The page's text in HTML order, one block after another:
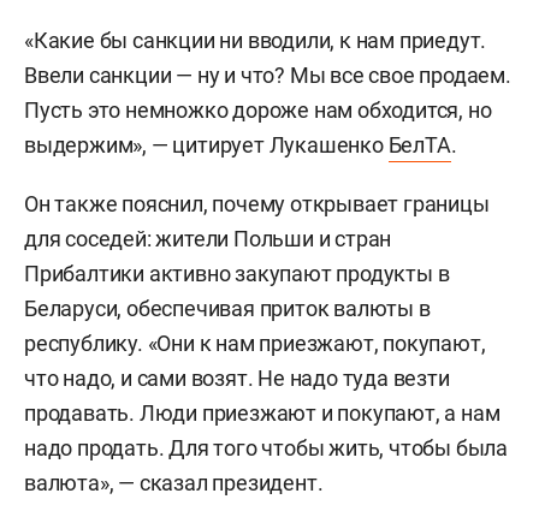
«Какие бы санкции ни вводили, к нам приедут.
Ввели санкции — ну и что? Мы все свое продаем.
Пусть это немножко дороже нам обходится, но
выдержим», — цитирует Лукашенко БелТА.
Он также пояснил, почему открывает границы
для соседей: жители Польши и стран
Прибалтики активно закупают продукты в
Беларуси, обеспечивая приток валюты в
республику. «Они к нам приезжают, покупают,
что надо, и сами возят. Не надо туда везти
продавать. Люди приезжают и покупают, а нам
надо продать. Для того чтобы жить, чтобы была
валюта», — сказал президент.